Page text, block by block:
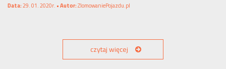
Data:29. 01. 2020r. •Autor:ZlomowaniePojazdu.pl
czytaj więcej